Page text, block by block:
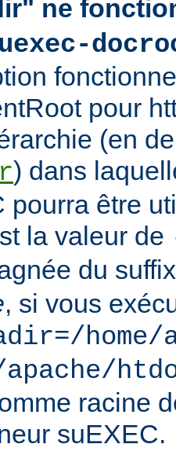
ne
pour
(en
) dans
pourra être
la valeur de
du
, si vous
home/
apache/
racine
suEXEC.